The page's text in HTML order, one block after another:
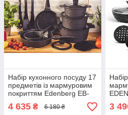
Набір кухонного посуду 17
предметів із мармуровим
покриттям Edenberg EB-
5645 / Набір каструль
(казанов)
4 635 ₴ 6 180 ₴ 3